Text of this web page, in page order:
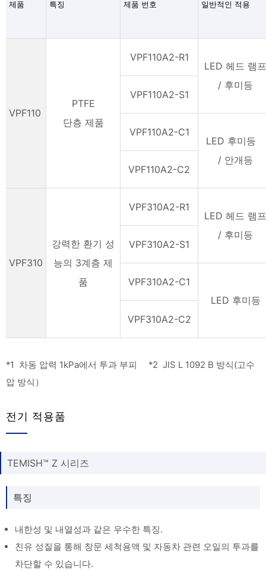
제품 특징 제품 번호 일반적인 적용
VPF110
PTFE
단층 제품
VPF110A2-R1
LED 헤드 램프
/ 후미등
VPF110A2-S1
VPF110A2-C1
LED 후미등
/ 안개등
VPF110A2-C2
VPF310
강력한 환기 성
능의 3계층 제
품
VPF310A2-R1
LED 헤드 램프
/ 후미등
VPF310A2-S1
VPF310A2-C1
LED 후미등
VPF310A2-C2
*1 차동 압력 1kPa에서 투과 부피 *2 JIS L 1092 B 방식(고수
압 방식）
전기 적용품
TEMISH™ Z 시리즈
특징
내한성 및 내열성과 같은 우수한 특징.
친유 성질을 통해 창문 세척용액 및 자동차 관련 오일의 투과를
차단할 수 있습니다.